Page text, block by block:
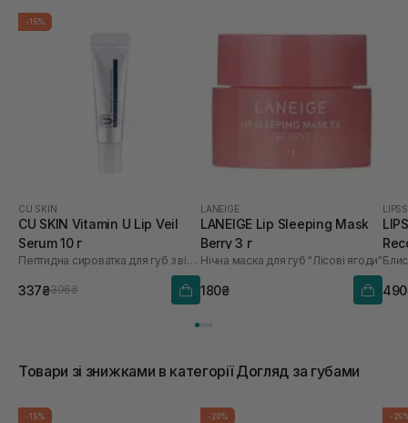
-15%
CU SKIN
CU SKIN Vitamin U Lip Veil
Serum 10 г
Пептидна сироватка для губ з вітаміном U та волюфіліном
337₴396₴
LANEIGE
LANEIGE Lip Sleeping Mask
Berry 3 г
Нічна маска для губ "Лісові ягоди"
180₴
LIPSS
Товари зі знижками в категорії Догляд за губами
-15% -20% -